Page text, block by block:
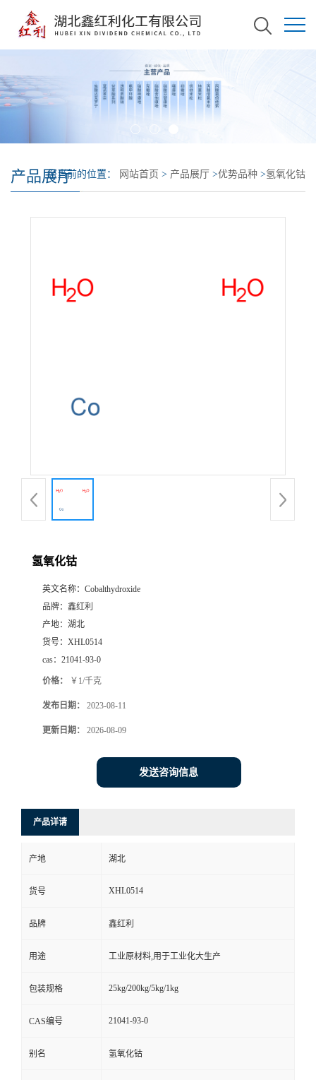
产品展厅您当前的位置： 网站首页 > 产品展厅 >优势品种 >氢氧化钴
氢氧化钴
英文名称： Cobalthydroxide
品牌： 鑫红利
产地： 湖北
货号： XHL0514
cas： 21041-93-0
价格： ￥1/千克
发布日期： 2023-08-11
更新日期： 2026-08-09
发送咨询信息
产品详请
产地 湖北
货号 XHL0514
品牌 鑫红利
用途 工业原材料,用于工业化大生产
包装规格 25kg/200kg/5kg/1kg
CAS编号 21041-93-0
别名 氢氧化钴